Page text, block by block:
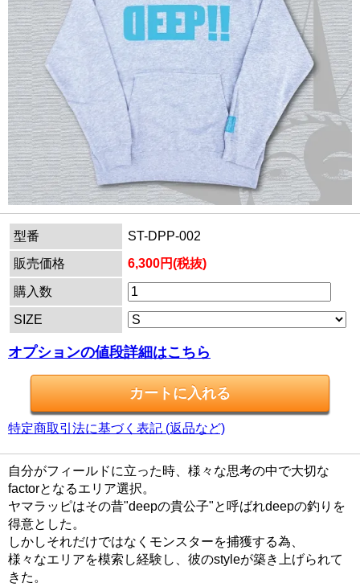
型番
ST-DPP-002
販売価格
6,300円(税抜)
購入数
SIZE
オプションの値段詳細はこちら
特定商取引法に基づく表記 (返品など)
自分がフィールドに立った時、様々な思考の中で大切な
factorとなるエリア選択。
ヤマラッピはその昔"deepの貴公子"と呼ばれdeepの釣りを
得意とした。
しかしそれだけではなくモンスターを捕獲する為、
様々なエリアを模索し経験し、彼のstyleが築き上げられて
きた。